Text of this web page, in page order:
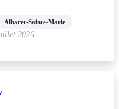
Albaret-Sainte-Marie
2026